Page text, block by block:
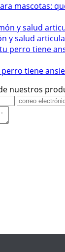
mascotas:
y salud
tiene
nuestros